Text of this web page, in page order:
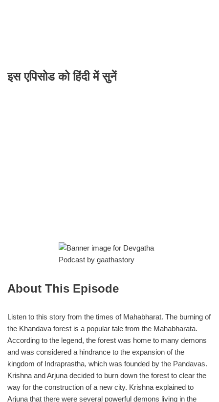
इस एपिसोड को हिंदी में सुनें
About This Episode
Listen to this story from the times of Mahabharat. The burning of
the Khandava forest is a popular tale from the Mahabharata.
According to the legend, the forest was home to many demons
and was considered a hindrance to the expansion of the
kingdom of Indraprastha, which was founded by the Pandavas.
Krishna and Arjuna decided to burn down the forest to clear the
way for the construction of a new city. Krishna explained to
Arjuna that there were several powerful demons living in the